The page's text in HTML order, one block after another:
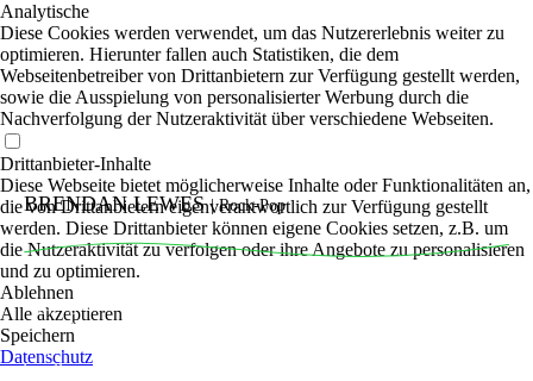
BRENDAN LEWES|Rock-Pop
Gigs in ganz Deutschland gespielt und über 3000 CDs aus seinem Rucksack verkauft.
Er ist ein versierter Live-Performer voller Energie und Seele, der jedoch immer
entspannt und komponiert ist. Als einer von vielen, die von der Corona-Krise
betroffen waren, nahm Brendan Crowdfunding auf, um sein bevorstehendes Album
Analytische
Diese Cookies werden verwendet, um das Nutzererlebnis weiter zu
optimieren. Hierunter fallen auch Statistiken, die dem
Webseitenbetreiber von Drittanbietern zur Verfügung gestellt werden,
sowie die Ausspielung von personalisierter Werbung durch die
Nachverfolgung der Nutzeraktivität über verschiedene Webseiten.
Drittanbieter-Inhalte
Diese Webseite bietet möglicherweise Inhalte oder Funktionalitäten an,
die von Drittanbietern eigenverantwortlich zur Verfügung gestellt
werden. Diese Drittanbieter können eigene Cookies setzen, z.B. um
die Nutzeraktivität zu verfolgen oder ihre Angebote zu personalisieren
und zu optimieren.
Ablehnen
Alle akzeptieren
Speichern
Datenschutz